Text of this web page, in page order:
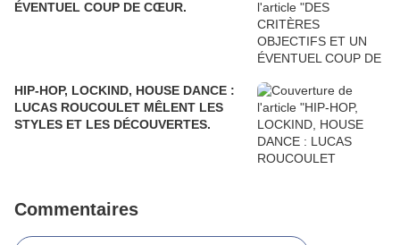
ÉVENTUEL COUP DE CŒUR.
HIP-HOP, LOCKIND, HOUSE DANCE :
LUCAS ROUCOULET MÊLENT LES
STYLES ET LES DÉCOUVERTES.
Commentaires